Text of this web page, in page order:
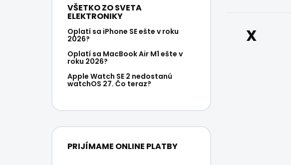
VŠETKO ZO SVETA
ELEKTRONIKY
Oplatí sa iPhone SE ešte v roku
2026?
Oplatí sa MacBook Air M1 ešte v
roku 2026?
Apple Watch SE 2 nedostanú
watchOS 27. Čo teraz?
PRIJÍMAME ONLINE PLATBY
X